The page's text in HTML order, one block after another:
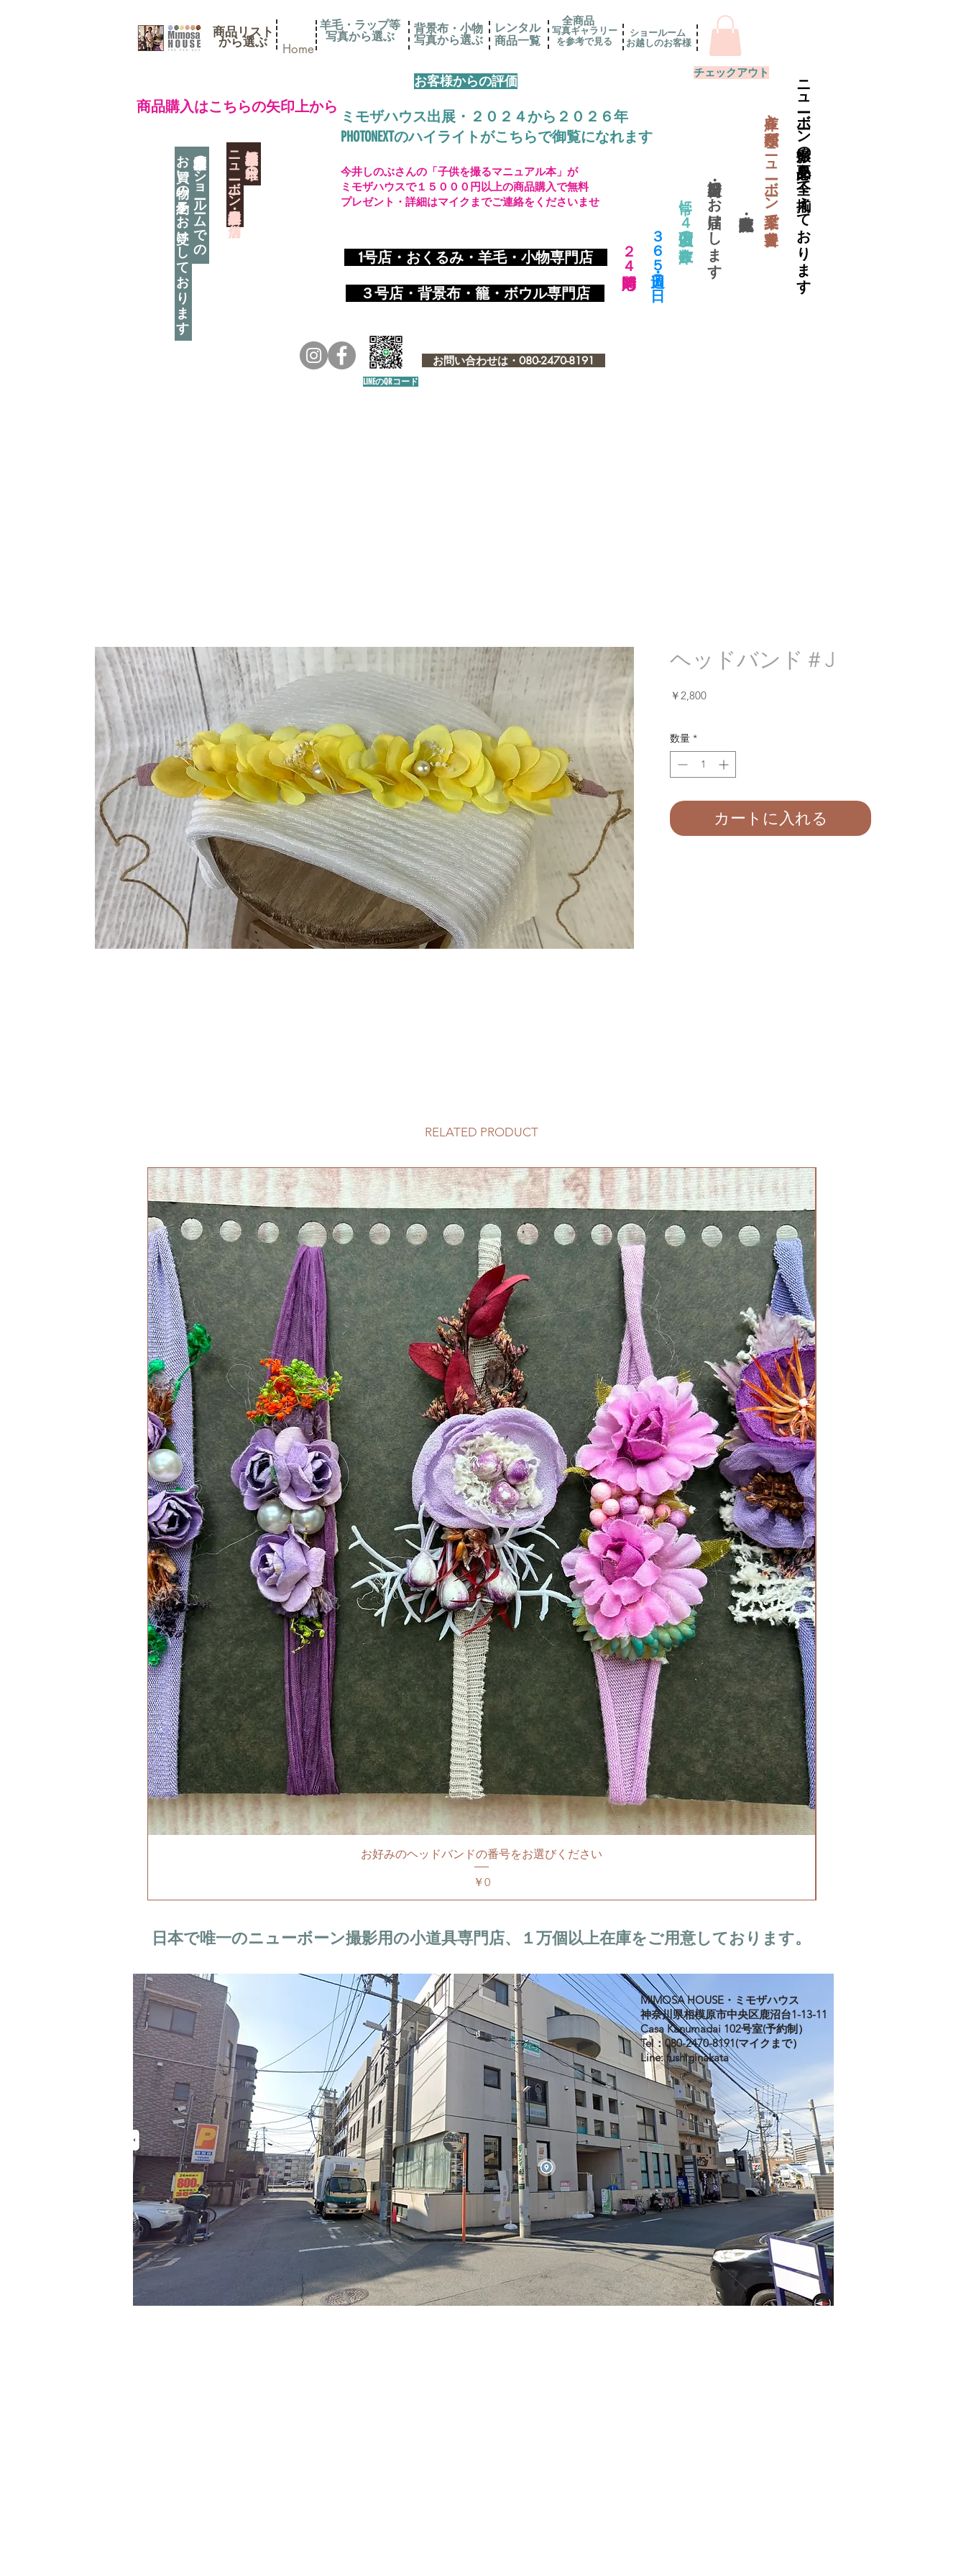
商品リスト
​から選ぶ Home
​商品購入はこちらの矢印上から
神奈川県相模原市に日本唯一の
​ニューボーン撮影用小道具店・３店舗
羊毛・ラップ等
写真から選ぶ
背景布・小物
​写真から選ぶ
レンタル
​商品一覧
写真ギャラリー
を参考で見る
全商品
お客様からの評価
ミモザハウス出展・２０２４から２０２６年
PHOTONEXTのハイライトがこちらで御覧になれます
神奈川県相模原市のショールームでの
お買い物の予約をお受けしております 1号店・おくるみ・羊毛・小物専門店
​ ３号店・背景布・籠・ボウル専門店
お問い合わせは・080-2470-8191
ショールーム
お越しのお客様
チェックアウト
​２４時間対応 ​３６５日・週７日
常に４万個以上の在庫数 当日出荷・翌日にお届けします
​在庫と種類がニューボーン業界で一番豊富ニューボーン撮影の必要品を全て揃えております
今井しのぶさんの「子供を撮るマニュアル本」が
ミモザハウスで１５０００円以上の商品購入で無料
プレゼント・詳細はマイクまでご連絡をくださいませ
LINEのQRコード
ヘッドバンド＃J
￥2,800価
数量 *
カートに入れる
RELATED PRODUCT
お好みのヘッドバンドの番号をお選びください
価格
￥0
日本で唯一のニューボーン撮影用の小道具専門店、１万個以上在庫をご用意しております。
MIMOSA HOUSE・ミモザハウス
神奈川県相模原市中央区鹿沼台1-13-11
Casa Kanumadai 102号室(予約制）
Tel：080-2470-8191(マイクまで）
Line: fushiginakata